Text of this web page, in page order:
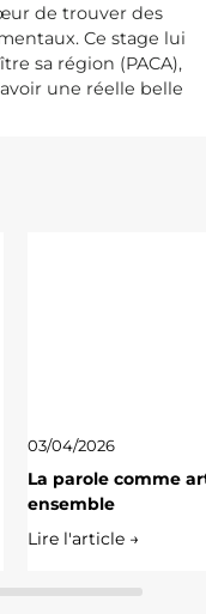
de trouver des
Ce stage lui
sa région (PACA),
une réelle belle
03/04/2026
La parole comme
ensemble
Lire l'article →